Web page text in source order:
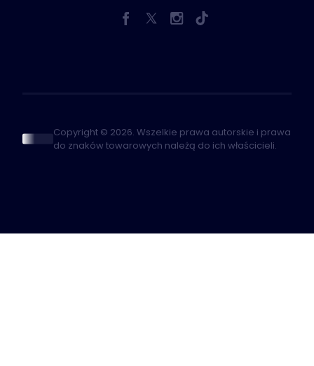
Copyright © 2026. Wszelkie prawa autorskie i prawa
do znaków towarowych należą do ich właścicieli.